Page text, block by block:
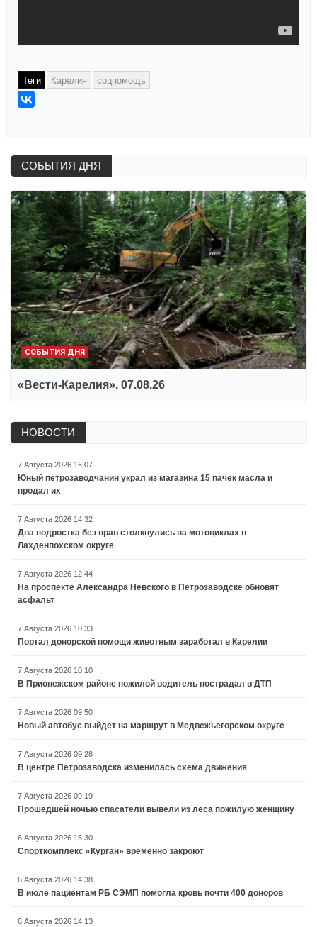
Теги Карелия соцпомощь
СОБЫТИЯ ДНЯ
СОБЫТИЯ ДНЯ
«Вести-Карелия». 07.08.26
НОВОСТИ
7 Августа 2026 16:07
Юный петрозаводчанин украл из магазина 15 пачек масла и
продал их
7 Августа 2026 14:32
Два подростка без прав столкнулись на мотоциклах в
Лахденпохском округе
7 Августа 2026 12:44
На проспекте Александра Невского в Петрозаводске обновят
асфальт
7 Августа 2026 10:33
Портал донорской помощи животным заработал в Карелии
7 Августа 2026 10:10
В Прионежском районе пожилой водитель пострадал в ДТП
7 Августа 2026 09:50
Новый автобус выйдет на маршрут в Медвежьегорском округе
7 Августа 2026 09:28
В центре Петрозаводска изменилась схема движения
7 Августа 2026 09:19
Прошедшей ночью спасатели вывели из леса пожилую женщину
6 Августа 2026 15:30
Спорткомплекс «Курган» временно закроют
6 Августа 2026 14:38
В июле пациентам РБ СЭМП помогла кровь почти 400 доноров
6 Августа 2026 14:13